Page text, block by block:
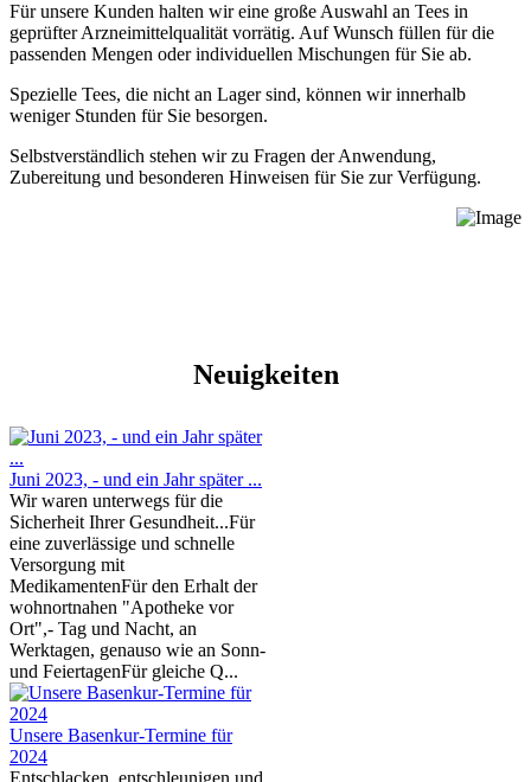
Für unsere Kunden halten wir eine große Auswahl an Tees in
geprüfter Arzneimittelqualität vorrätig. Auf Wunsch füllen für die
passenden Mengen oder individuellen Mischungen für Sie ab.
Spezielle Tees, die nicht an Lager sind, können wir innerhalb
weniger Stunden für Sie besorgen.
Selbstverständlich stehen wir zu Fragen der Anwendung,
Zubereitung und besonderen Hinweisen für Sie zur Verfügung.
Neuigkeiten
Juni 2023, - und ein Jahr später ...
Wir waren unterwegs für die
Sicherheit Ihrer Gesundheit...Für
eine zuverlässige und schnelle
Versorgung mit
MedikamentenFür den Erhalt der
wohnortnahen "Apotheke vor
Ort",- Tag und Nacht, an
Werktagen, genauso wie an Sonn-
und FeiertagenFür gleiche Q...
Unsere Basenkur-Termine für
2024
Entschlacken, entschleunigen und